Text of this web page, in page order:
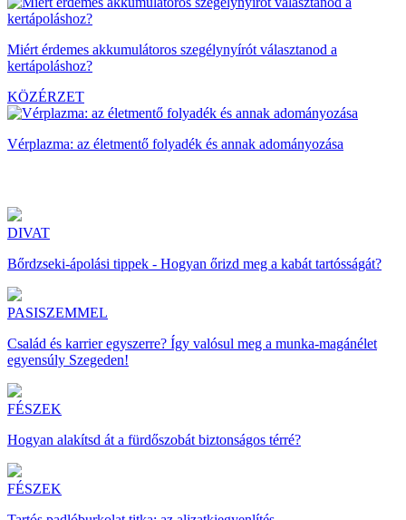
Miért érdemes akkumulátoros szegélynyírót választanod a
kertápoláshoz?
KÖZÉRZET
Vérplazma: az életmentő folyadék és annak adományozása
DIVAT
Bőrdzseki-ápolási tippek - Hogyan őrizd meg a kabát tartósságát?
PASISZEMMEL
Család és karrier egyszerre? Így valósul meg a munka-magánélet
egyensúly Szegeden!
FÉSZEK
Hogyan alakítsd át a fürdőszobát biztonságos térré?
FÉSZEK